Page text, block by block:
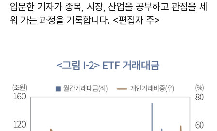
입문한 기자가 종목, 시장, 산업을 공부하고 관점을 세
워 가는 과정을 기록합니다. <편집자 주>